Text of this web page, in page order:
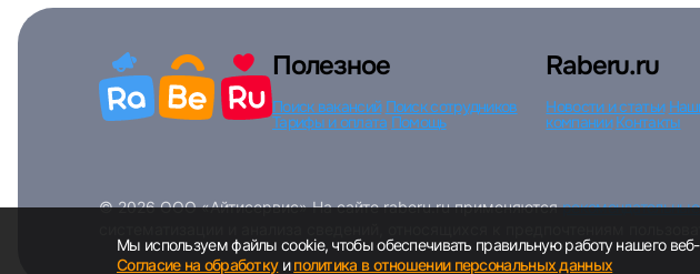
Мы используем файлы cookie, чтобы обеспечивать правильную работу нашего
Согласие на обработкуиполитика в отношении персональных данных
Полезное
Поиск вакансий Поиск сотрудников
Тарифы и оплата Помощь
Raberu.ru
Новости и статьи
компании Контакты
© 2026 ООО «Айтисервис» На сайте raberu.ru применяются